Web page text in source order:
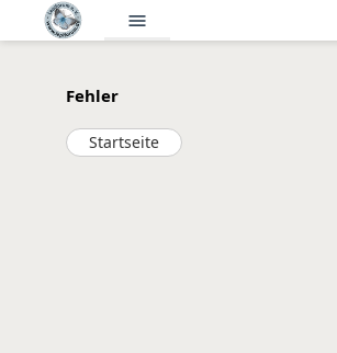
menu
Fehler
Startseite